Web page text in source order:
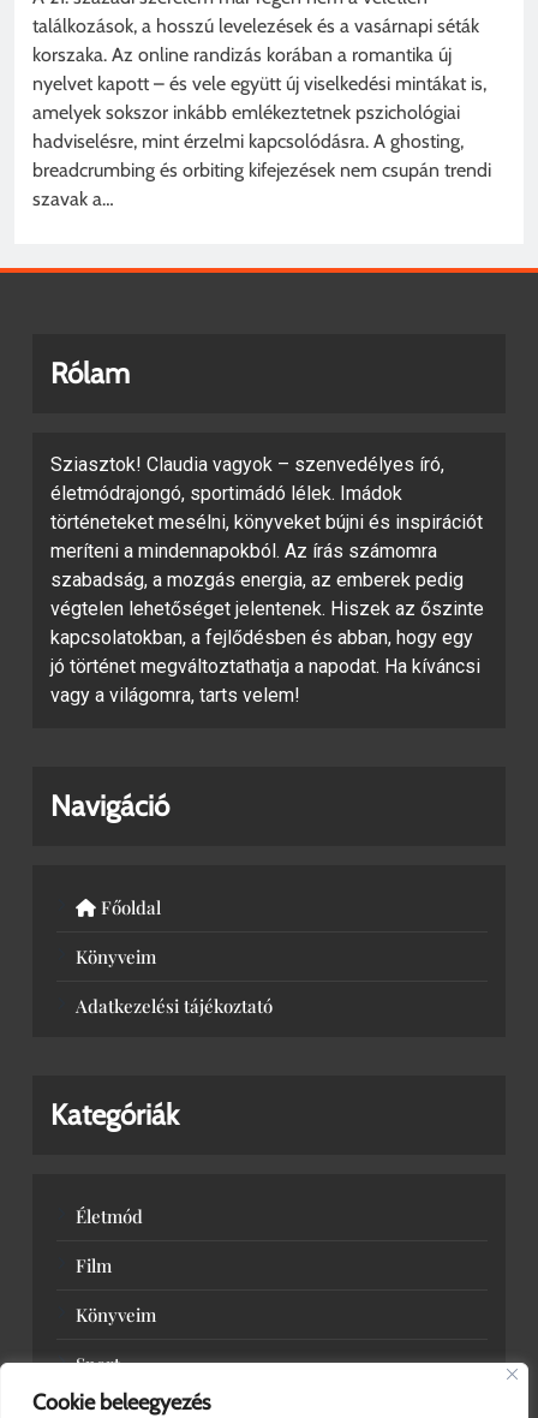
Cookie beleegyezés
találkozások, a hosszú levelezések és a vasárnapi séták
korszaka. Az online randizás korában a romantika új
nyelvet kapott – és vele együtt új viselkedési mintákat is,
amelyek sokszor inkább emlékeztetnek pszichológiai
hadviselésre, mint érzelmi kapcsolódásra. A ghosting,
breadcrumbing és orbiting kifejezések nem csupán trendi
szavak a…
Rólam
Sziasztok! Claudia vagyok – szenvedélyes író,
életmódrajongó, sportimádó lélek. Imádok
történeteket mesélni, könyveket bújni és inspirációt
meríteni a mindennapokból. Az írás számomra
szabadság, a mozgás energia, az emberek pedig
végtelen lehetőséget jelentenek. Hiszek az őszinte
kapcsolatokban, a fejlődésben és abban, hogy egy
jó történet megváltoztathatja a napodat. Ha kíváncsi
vagy a világomra, tarts velem!
Navigáció
Főoldal
Könyveim
Adatkezelési tájékoztató
Kategóriák
Életmód
Film
Könyveim
Sport